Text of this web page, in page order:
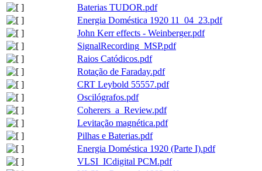
Baterias TUDOR.pdf
Energia Doméstica 1920 11_04_23.pdf
John Kerr effects - Weinberger.pdf
SignalRecording_MSP.pdf
Raios Catódicos.pdf
Rotação de Faraday.pdf
CRT Leybold 55557.pdf
Oscilógrafos.pdf
Coherers_a_Review.pdf
Levitação magnética.pdf
Pilhas e Baterias.pdf
Energia Doméstica 1920 (Parte I).pdf
VLSI_ICdigital PCM.pdf